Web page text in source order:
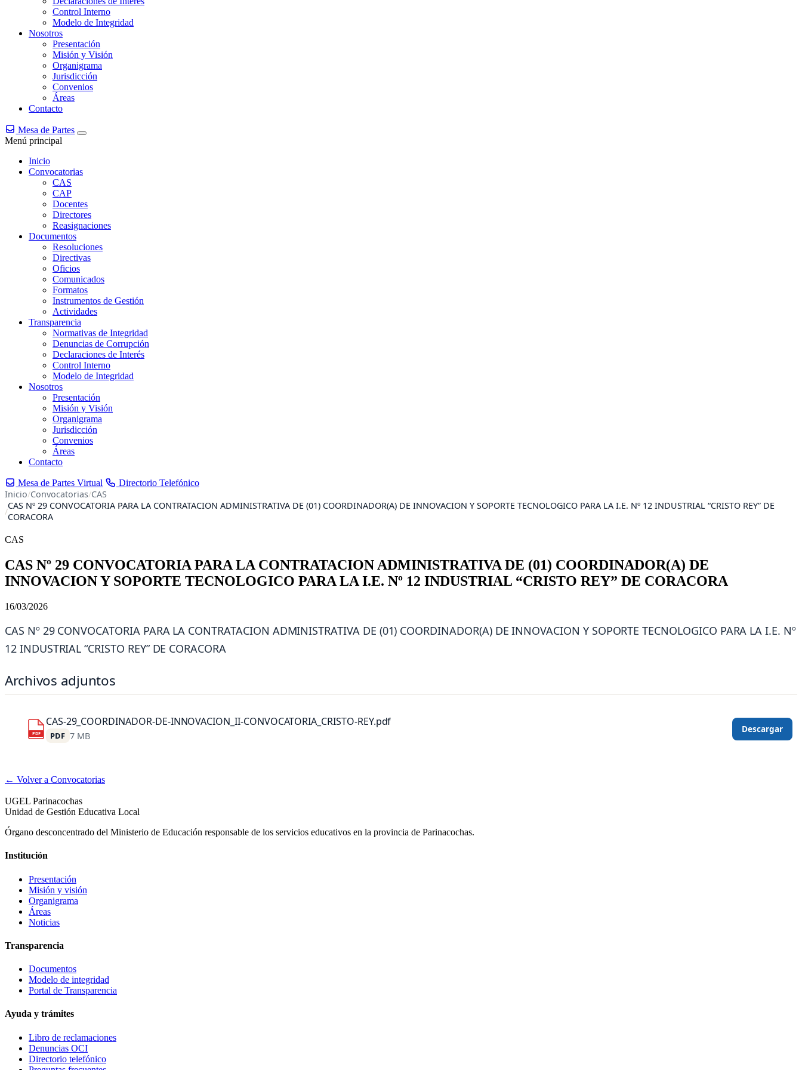
Control Interno
Modelo de Integridad
Nosotros
Presentación
Misión y Visión
Organigrama
Jurisdicción
Convenios
Áreas
Contacto
Mesa de Partes
Menú principal
Inicio
Convocatorias
CAS
CAP
Docentes
Directores
Reasignaciones
Documentos
Resoluciones
Directivas
Oficios
Comunicados
Formatos
Instrumentos de Gestión
Actividades
Transparencia
Normativas de Integridad
Denuncias de Corrupción
Declaraciones de Interés
Control Interno
Modelo de Integridad
Nosotros
Presentación
Misión y Visión
Organigrama
Jurisdicción
Convenios
Áreas
Contacto
Mesa de Partes Virtual Directorio Telefónico
Inicio Convocatorias CAS
CAS Nº 29 CONVOCATORIA PARA LA CONTRATACION ADMINISTRATIVA DE (01) COORDINADOR(A) DE INNOVACION Y SOPORTE TECNOLOGICO PARA LA I.E. Nº 12 INDUSTRIAL “CRISTO REY” DE
CORACORA
CAS
CAS Nº 29 CONVOCATORIA PARA LA CONTRATACION ADMINISTRATIVA DE (01) COORDINADOR(A) DE
INNOVACION Y SOPORTE TECNOLOGICO PARA LA I.E. Nº 12 INDUSTRIAL “CRISTO REY” DE CORACORA
16/03/2026
CAS Nº 29 CONVOCATORIA PARA LA CONTRATACION ADMINISTRATIVA DE (01) COORDINADOR(A) DE INNOVACION Y SOPORTE TECNOLOGICO PARA LA I.E. Nº
12 INDUSTRIAL “CRISTO REY” DE CORACORA
Archivos adjuntos
PDF
CAS-29_COORDINADOR-DE-INNOVACION_II-CONVOCATORIA_CRISTO-REY.pdf
PDF 7 MB
Descargar
← Volver a Convocatorias
UGEL Parinacochas
Unidad de Gestión Educativa Local
Órgano desconcentrado del Ministerio de Educación responsable de los servicios educativos en la provincia de Parinacochas.
Institución
Presentación
Misión y visión
Organigrama
Áreas
Noticias
Transparencia
Documentos
Modelo de integridad
Portal de Transparencia
Ayuda y trámites
Libro de reclamaciones
Denuncias OCI
Directorio telefónico